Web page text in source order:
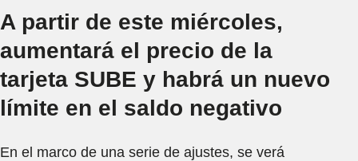
A partir de este miércoles,
aumentará el precio de la
tarjeta SUBE y habrá un nuevo
límite en el saldo negativo
En el marco de una serie de ajustes, se verá